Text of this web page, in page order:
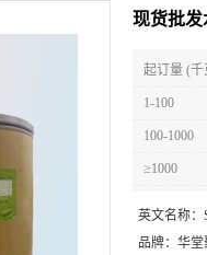
现货批发
起订量 (千
1-100
100-1000
≥1000
英文名称：
品牌： 华堂